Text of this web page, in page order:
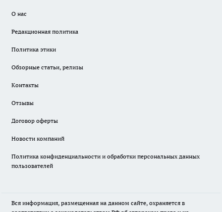
О нас
Редакционная политика
Политика этики
Обзорные статьи, релизы
Контакты
Отзывы
Договор оферты
Новости компаний
Политика конфиденциальности и обработки персональных данных
пользователей
Вся информация, размещенная на данном сайте, охраняется в